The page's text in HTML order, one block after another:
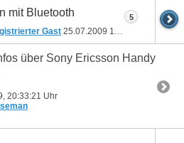
mit Bluetooth
Gast 25.07.2009 14:28:25
5
über Sony Ericsson Handy
20:33:21 Uhr